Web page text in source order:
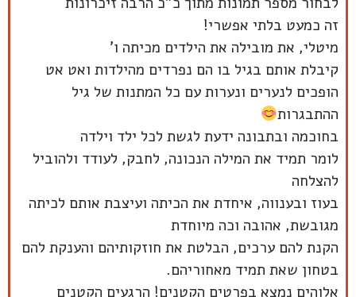
זה כמעט בלתי אפשרי!
מיטלי, את מובילה את הילדים מכיתה ו'
קיבלת אותם בגיל בו הם נפרדים מהילדות ואט אט
הופכים לנערים ונערות עם כל המתנות של גיל
ההתבגרות
בחוכמה ובתבונה ידעת לגשת לכל ילד וילדה
לומר תמיד את המילה הנכונה, לחבק, לעודד ולהוביל
להצלחה
בעוז ובענווה, איחדת את הכיתה ועיצבת אותם לכיתה
מגובשת, אהובה וכה מיוחדת
הקנת להם ערכים, הבלטת את חוזקותיהם והענקת להם
בטחון שאת תמיד מאחוריהם.
אלוהים נמצא בפרטים הקטנים! הרגעים הקטנים